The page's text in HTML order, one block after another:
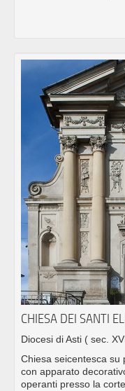
CHIESA DEI SANTI
Diocesi di Asti ( sec.
Chiesa seicentesca su
con apparato
operanti presso la